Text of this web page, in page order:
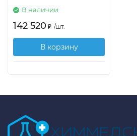
В наличии
142 520 ₽ /шт.
В корзину